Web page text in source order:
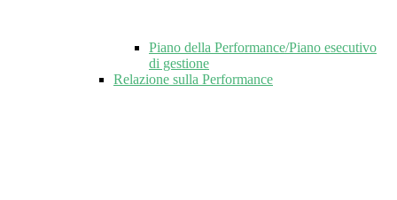
Piano della Performance/Piano esecutivo
di gestione
Relazione sulla Performance